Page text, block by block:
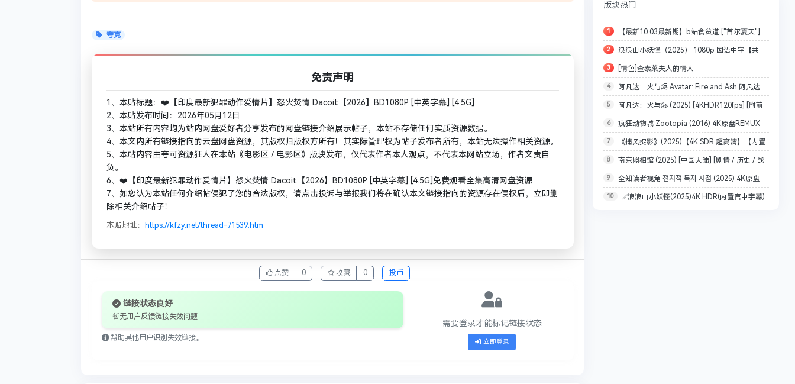
夸克
免责声明
1、本贴标题：❤️【印度最新犯罪动作爱情片】怒火焚情 Dacoit【2026】BD1080P [中英字幕] [4.5G]
2、本贴发布时间：2026年05月12日
3、本站所有内容均为站内网盘爱好者分享发布的网盘链接介绍展示帖子，本站不存储任何实质资源数据。
4、本文内所有链接指向的云盘网盘资源，其版权归版权方所有！其实际管理权为帖子发布者所有，本站无法操作相关资源。
5、本帖内容由夸可资源狂人在本站《电影区 / 电影区》版块发布，仅代表作者本人观点，不代表本网站立场，作者文责自
负。
6、❤️【印度最新犯罪动作爱情片】怒火焚情 Dacoit【2026】BD1080P [中英字幕] [4.5G]免费观看全集高清网盘资源
7、如您认为本站任何介绍帖侵犯了您的合法版权，请点击投诉与举报我们将在确认本文链接指向的资源存在侵权后，立即删
除相关介绍帖子！
本贴地址： https://kfzy.net/thread-71539.htm
点赞 0 收藏 0 投币
链接状态良好
暂无用户反馈链接失效问题
帮助其他用户识别失效链接。
需要登录才能标记链接状态
立即登录
版块热门
1 【最新10.03最新期】b站食贫道 ["首尔夏天"]
(2025) 4K [内嵌中字][附往期全集视频]【144.8G】
2 浪浪山小妖怪（2025） 1080p 国语中字【共
6.7GB】
3 [情色]查泰莱夫人的情人
1981.BD1080P.X265.10Bit.AC3.DDP5.1.English.CH
S-ENG.JKYY[3.2G]
4 阿凡达：火与烬 Avatar: Fire and Ash 阿凡达
3(2025) 4K 120帧 英语中字[72.4GB]
5 阿凡达：火与烬 (2025) [4KHDR120fps] [附前
两部] [国英双语 / 中英字幕] [共65G] 又名：阿凡达3
6 疯狂动物城 Zootopia (2016) 4K原盘REMUX
国英双音 内封中英双语字幕【45.9G】
7 《捕风捉影》(2025)【4K SDR 超高清】【内置
官中字幕】【国粤双语音轨版本】（9.1G）（捕风追
影）【梁家辉影帝作品】
8 南京照相馆 (2025) [中国大陆] [剧情 / 历史 / 战
争] 汉语普通话 / 4K高清资源
9 全知读者视角 전지적 독자 시점 (2025) 4K原盘
REMUUX 杜比视界 内封字幕【73.6G】
10 ✅浪浪山小妖怪(2025)4K HDR(内置官中字幕)